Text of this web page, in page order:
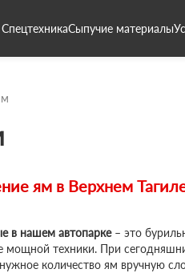
СпецтехникаСыпучие материалы
ям в Верхнем
в нашем автопарке– это
мощной техники. При
количество ям вручную